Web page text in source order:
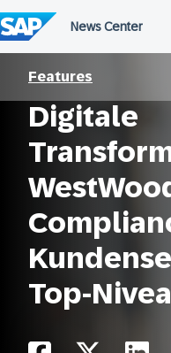
Features
Digitale
Top-